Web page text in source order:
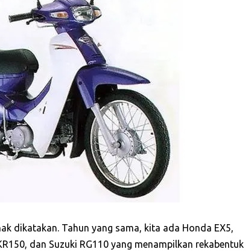
dikatakan. Tahun yang sama, kita ada Honda EX5,
dan Suzuki RG110 yang menampilkan rekabentuk